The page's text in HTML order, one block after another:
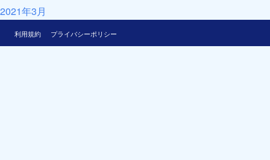
2021年3月
利用規約 プライバシーポリシー